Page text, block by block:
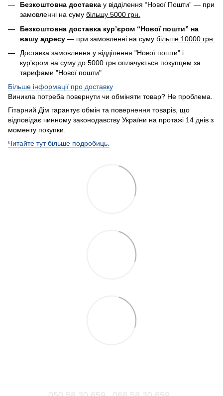
Безкоштовна доставка у відділення “Нової Пошти” — при
замовленні на суму більшу 5000 грн.
Безкоштовна доставка кур’єром “Нової пошти” на
вашу адресу — при замовленні на суму більше 10000 грн.
Доставка замовлення у відділення "Нової пошти" і
кур'єром на суму до 5000 грн оплачується покупцем за
тарифами "Нової пошти"
Більше інформації про доставку
Виникла потреба повернути чи обміняти товар? Не проблема.
Гітарний Дім гарантує обмін та повернення товарів, що
відповідає чинному законодавству України на протажі 14 днів з
моменту покупки.
Читайте тут більше подробиць.